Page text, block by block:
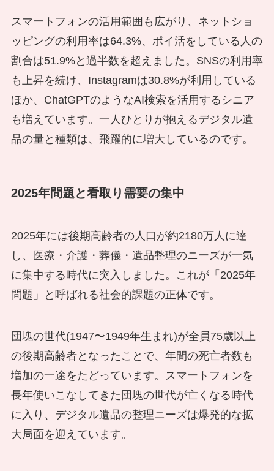
スマートフォンの活用範囲も広がり、ネットショ
ッピングの利用率は64.3%、ポイ活をしている人の
割合は51.9%と過半数を超えました。SNSの利用率
も上昇を続け、Instagramは30.8%が利用している
ほか、ChatGPTのようなAI検索を活用するシニア
も増えています。一人ひとりが抱えるデジタル遺
品の量と種類は、飛躍的に増大しているのです。
2025年問題と看取り需要の集中
2025年には後期高齢者の人口が約2180万人に達
し、医療・介護・葬儀・遺品整理のニーズが一気
に集中する時代に突入しました。これが「2025年
問題」と呼ばれる社会的課題の正体です。
団塊の世代(1947〜1949年生まれ)が全員75歳以上
の後期高齢者となったことで、年間の死亡者数も
増加の一途をたどっています。スマートフォンを
長年使いこなしてきた団塊の世代が亡くなる時代
に入り、デジタル遺品の整理ニーズは爆発的な拡
大局面を迎えています。